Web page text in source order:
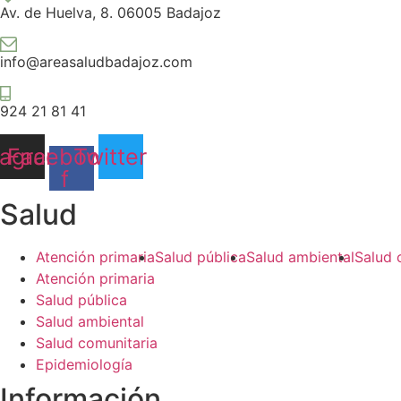
Av. de Huelva, 8. 06005 Badajoz
info@areasaludbadajoz.com
924 21 81 41
Facebook-
f
Twitter
Salud​
Atención primariaSalud públicaSalud ambientalSalud
Atención primaria
Salud pública
Salud ambiental
Salud comunitaria
Epidemiología